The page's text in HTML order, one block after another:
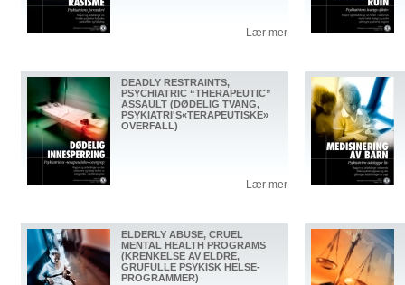
Lær mer
DEADLY RESTRAINTS,
PSYCHIATRIC “THERAPEUTIC”
ASSAULT (DØDELIG TVANG,
PSYKIATRI'S«TERAPEUTISKE»
OVERFALL)
Lær mer
ELDERLY ABUSE, CRUEL
MENTAL HEALTH PROGRAMS
(KRENKELSE AV ELDRE,
GRUFULLE PSYKISK HELSE-
PROGRAMMER)